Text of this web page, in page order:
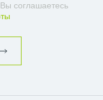
соглашаетесь